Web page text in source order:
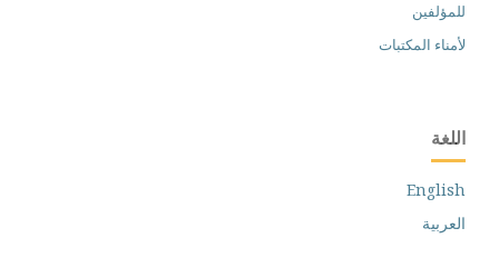
للمؤلفين
لأمناء المكتبات
اللغة
English
العربية